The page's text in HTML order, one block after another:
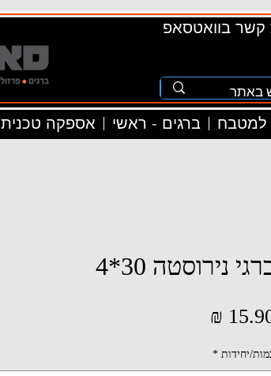
קשר בוואטסאפ
אספקה טכנית ברגים - ראשי למטבח
נירוסטה 30*4
יחידות *